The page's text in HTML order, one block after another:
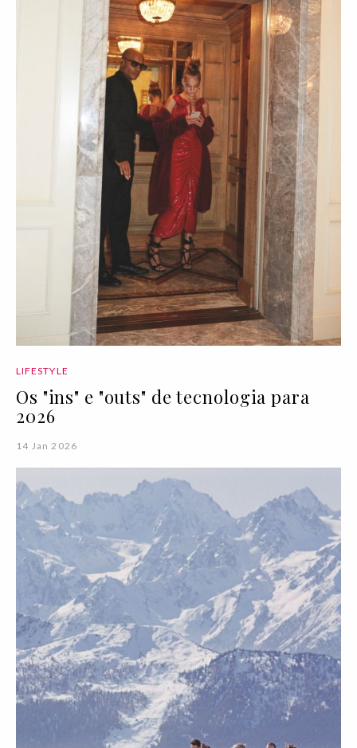
LIFESTYLE
Os "ins" e "outs" de tecnologia para
2026
14 Jan 2026